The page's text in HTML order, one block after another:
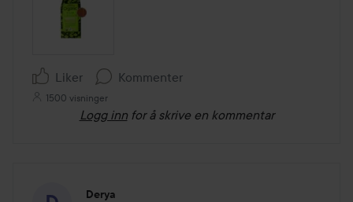
Liker Kommenter
1500 visninger
Logg inn for å skrive en kommentar
Derya